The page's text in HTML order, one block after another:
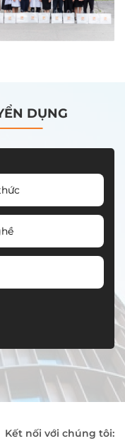
DỤNG
Kết nối với chúng tôi: